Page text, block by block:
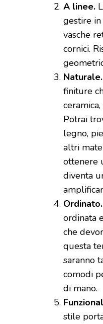
A linee.
gestire in
vasche
cornici.
Naturale.
finiture
Potrai
legno,
altri
ottenere
diventa
Ordinato.
ordinata
che
questa
saranno
comodi
di mano.
stile